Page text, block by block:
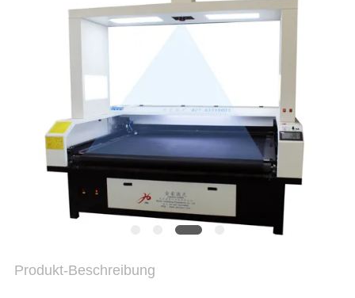
COMPANY
SITEMAP
PRIVACY
POLICY
Produkt-Beschreibung